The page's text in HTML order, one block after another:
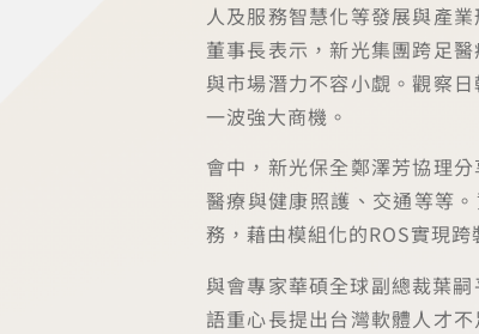
人及服務智慧化等發展與產
董事長表示，新光集團跨足
與市場潛力不容小覷。觀察
一波強大商機。
會中，新光保全鄭澤芳協理
醫療與健康照護、交通等等
務，藉由模組化的ROS實現
與會專家華碩全球副總裁葉
語重心長提出台灣軟體人才